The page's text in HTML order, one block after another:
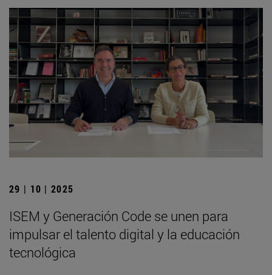
29 | 10 | 2025
ISEM y Generación Code se unen para
impulsar el talento digital y la educación
tecnológica